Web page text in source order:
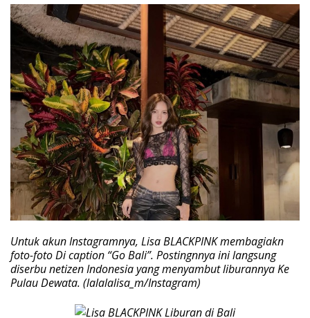
Untuk akun Instagramnya, Lisa BLACKPINK membagiakn
foto-foto Di caption “Go Bali”. Postingnnya ini langsung
diserbu netizen Indonesia yang menyambut liburannya Ke
Pulau Dewata. (lalalalisa_m/Instagram)